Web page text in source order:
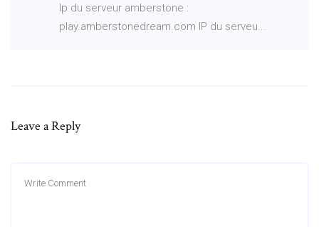
Ip du serveur amberstone :
play.amberstonedream.com IP du serveu...
Leave a Reply